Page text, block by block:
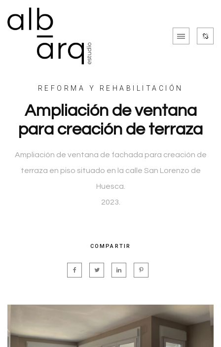
REFORMA Y REHABILITACIÓN
Ampliación de ventana
para creación de terraza
Ampliación de ventana de fachada para creación de
terraza en piso situado en la calle San Lorenzo de
Huesca.
2023.
COMPARTIR